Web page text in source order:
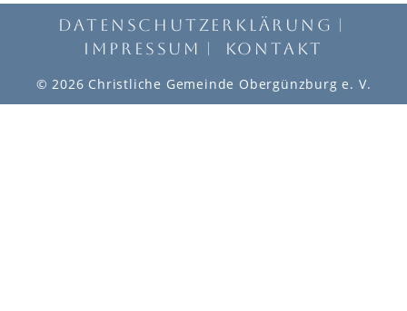
Datenschutzerklärung
Impressum
Kontakt
© 2026 Christliche Gemeinde Obergünzburg e. V.